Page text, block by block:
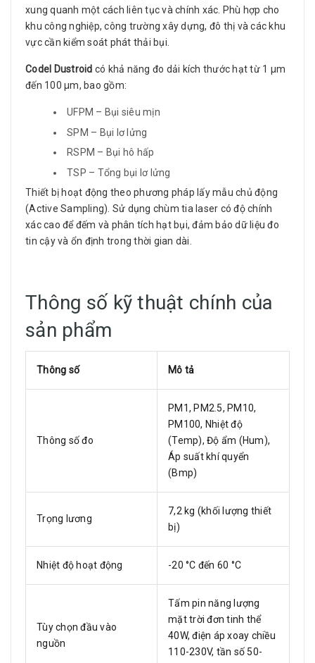
xung quanh một cách liên tục và chính xác. Phù hợp cho
khu công nghiệp, công trường xây dựng, đô thị và các khu
vực cần kiểm soát phát thải bụi.
Codel Dustroid có khả năng đo dải kích thước hạt từ 1 µm
đến 100 µm, bao gồm:
UFPM – Bụi siêu mịn
SPM – Bụi lơ lửng
RSPM – Bụi hô hấp
TSP – Tổng bụi lơ lửng
Thiết bị hoạt động theo phương pháp lấy mẫu chủ động
(Active Sampling). Sử dụng chùm tia laser có độ chính
xác cao để đếm và phân tích hạt bụi, đảm bảo dữ liệu đo
tin cậy và ổn định trong thời gian dài.
Thông số kỹ thuật chính của
sản phẩm
Thông số Mô tả
Thông số đo
PM1, PM2.5, PM10,
PM100, Nhiệt độ
(Temp), Độ ẩm (Hum),
Áp suất khí quyển
(Bmp)
Trọng lương
7,2 kg (khối lượng thiết
bị)
Nhiệt độ hoạt động -20 °C đến 60 °C
Tùy chọn đầu vào
nguồn
Tấm pin năng lượng
mặt trời đơn tinh thể
40W, điện áp xoay chiều
110-230V, tần số 50-